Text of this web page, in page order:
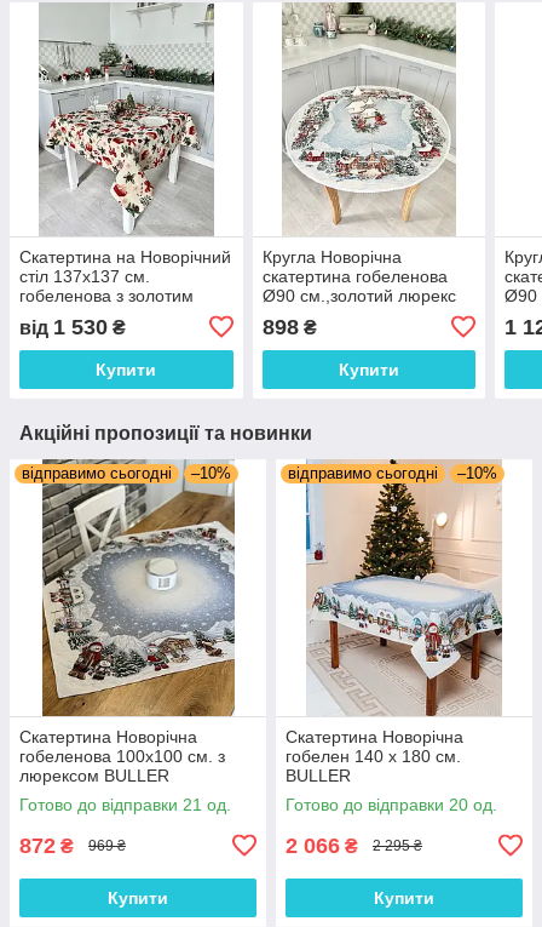
Скатертина на Новорічний
стіл 137х137 см.
гобеленова з золотим
від 1 530 ₴
Купити
Кругла Новорічна
скатертина гобеленова
Ø90 см.,золотий люрекс
898₴
Купити
Ø90
1
Акційні пропозиції та новинки
відправимо сьогодні –10%
Скатертина Новорічна
гобеленова 100х100 см. з
люрексом BULLER
Готово до відправки 21 од.
872 ₴ 969 ₴
Купити
відправимо сьогодні –10%
Скатертина Новорічна
гобелен 140 х 180 см.
BULLER
Готово до відправки 20 од.
2 066 ₴ 2 295 ₴
Купити